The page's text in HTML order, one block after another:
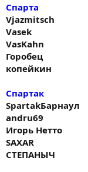
Спарта
Vjazmitsch
Vasek
VasKahn
Горобец
копейкин
Спартак
SpartakБарнаул
andru69
Игорь Нетто
SAXAR
СТЕПАНЫЧ